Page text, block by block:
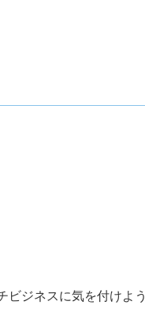
ビジネスに気を付けよう